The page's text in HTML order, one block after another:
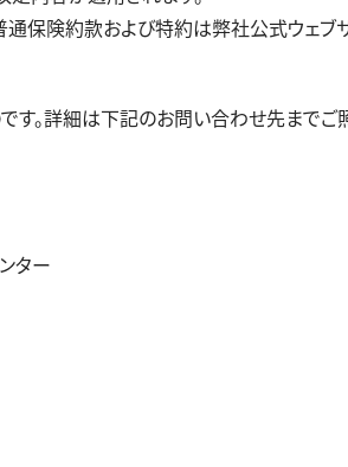
険約款および特約は弊社公式ウェブサ
。詳細は下記のお問い合わせ先までご
ター